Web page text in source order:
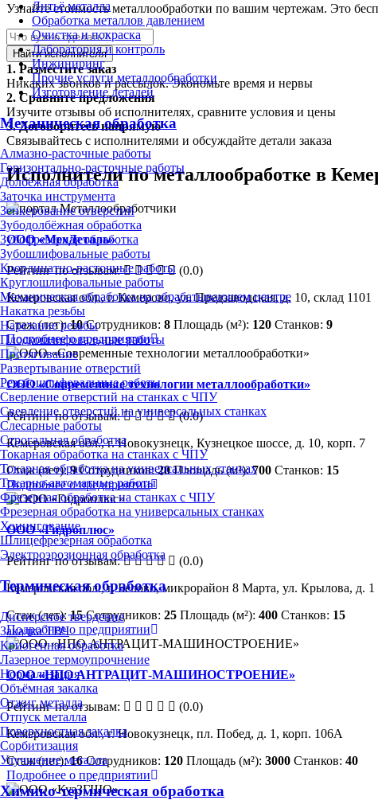
Литьё металла
Обработка металлов давлением
Очистка и покраска
Лаборатория и контроль
Инжиниринг
Прочие услуги металлообработки
Изготовление деталей
Механическая обработка
Алмазно-расточные работы
Горизонтально-расточные работы
Долбёжная обработка
Заточка инструмента
Зенкерование отверстий
Зубодолбёжная обработка
Зубофрезерная обработка
Зубошлифовальные работы
Координатно-расточные работы
Круглошлифовальные работы
Механическая обработка на обрабатывающем центре
Накатка резьбы
Нарезание резьбы
Плоскошлифовальные работы
Протягивание
Развертывание отверстий
Резьбошлифовальные работы
Сверление отверстий на станках с ЧПУ
Сверление отверстий на универсальных станках
Слесарные работы
Строгальная обработка
Токарная обработка на станках с ЧПУ
Токарная обработка на универсальных станках
Токарно-автоматные работы
Фрезерная обработка на станках с ЧПУ
Фрезерная обработка на универсальных станках
Хонингование
Шлицефрезерная обработка
Электроэрозионная обработка
Термическая обработка
Дисперсное твердение
Закалка ТВЧ
Криогенная обработка
Лазерное термоупрочнение
Нормализация
Объёмная закалка
Отжиг металла
Отпуск металла
Поверхностная закалка
Сорбитизация
Улучшение металла
Химико-термическая обработка
Узнайте стоимость металлообработки по вашим чертежам. Это
Найти исполнителя
1. Разместите заказ
Никаких звонков и рассылок. Экономьте время и нервы
2. Сравните предложения
Изучите отзывы об исполнителях, сравните условия и цены
3.Договоритесь напрямую
Связывайтесь с исполнителями и обсуждайте детали заказа
Исполнители по металлообработке в
ООО «МехДеталь»
Рейтинг по отзывам:
(0.0)
Кемеровская обл., г. Кемерово, ул. Предзаводская, д. 10, склад 1101
Стаж (лет):10 Сотрудников: 8 Площадь (м²): 120 Станков: 9
Подробнее о предприятии
ООО «Современные технологии металлообработки»
Рейтинг по отзывам:
(0.0)
Кемеровская обл., г. Новокузнецк, Кузнецкое шоссе, д. 10, корп. 7
Стаж (лет):9 Сотрудников:20 Площадь (м²):700 Станков: 15
Подробнее о предприятии
ООО «Гидроплюс»
Рейтинг по отзывам:
(0.0)
Кемеровская обл., г. Белово, микрорайон 8 Марта, ул. Крылова, д. 1
Стаж (лет):15 Сотрудников: 25 Площадь (м²): 400 Станков: 15
Подробнее о предприятии
ООО «НПО АНТРАЦИТ-МАШИНОСТРОЕНИЕ»
Рейтинг по отзывам:
(0.0)
Кемеровская обл., г. Новокузнецк, пл. Побед, д. 1, корп. 106А
Стаж (лет):16 Сотрудников: 120 Площадь (м²): 3000 Станков: 40
Подробнее о предприятии